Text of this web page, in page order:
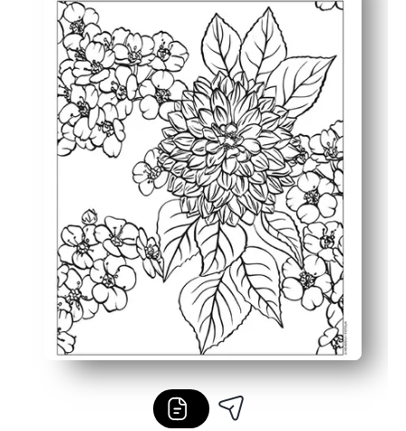
灵活使用——非常适合快速完成任务、子计划、室内休
可重复使用-为团体打印额外内容，并使用新的调色板